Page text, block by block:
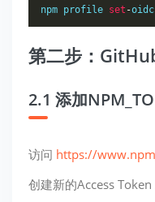
npm profile set -oidc
第二步：
2.1 添加
访问 https://
创建新的Access